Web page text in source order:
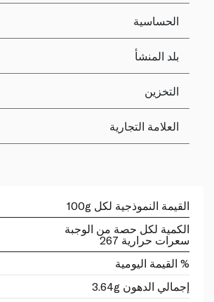
الحساسية
بلد المنشأ
التخزين
العلامة التجارية
القيمة النموذجية لكل 100g
الكمية لكل حصة من الوجبة
سعرات حرارية 267
% القيمة اليومية
إجمالي الدهون 3.64g